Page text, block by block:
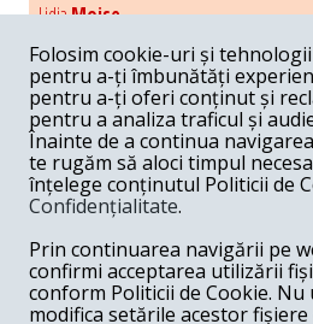
LidiaMoise
Costurile economice ale haosului
Opinii / Economia nu poate rezista cu
susținerii intereselor poporului, care,
obsesia menținerii privilegiilor și a
Melania Cincea
Noi puseuri de xenofobie din
„neaoși”
Periodic, în spațiul public sunt
mesaje xenofobe la adresa câte unui
anumit grup politico-mediatic, într-un
ArmandGosu
Folosim cookie-uri și
pentru a-ți îmbunătăți
pentru a-ți oferi conținut și
pentru a analiza traficul și
Înainte de a continua
te rugăm să aloci timpul
înțelege conținutul Politicii de
Confidențialitate.
Prin continuarea navigării pe
confirmi acceptarea utilizării
conform Politicii de Cookie.
modifica setările acestor